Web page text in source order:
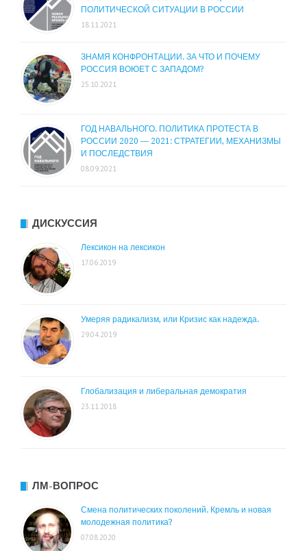
ПОЛИТИЧЕСКОЙ СИТУАЦИИ В РОССИИ
18.11.2021
ЗНАМЯ КОНФРОНТАЦИИ. ЗА ЧТО И ПОЧЕМУ
РОССИЯ ВОЮЕТ С ЗАПАДОМ?
25.10.2021
ГОД НАВАЛЬНОГО. ПОЛИТИКА ПРОТЕСТА В
РОССИИ 2020 — 2021: СТРАТЕГИИ, МЕХАНИЗМЫ
И ПОСЛЕДСТВИЯ
08.09.2021
ДИСКУССИЯ
Лексикон на лексикон
17.06.2019
Умеряя радикализм, или Кризис как надежда.
29.04.2019
Глобализация и либеральная демократия
23.11.2018
ЛМ-ВОПРОС
Смена политических поколений. Кремль и новая
молодежная политика?
07.08.2020